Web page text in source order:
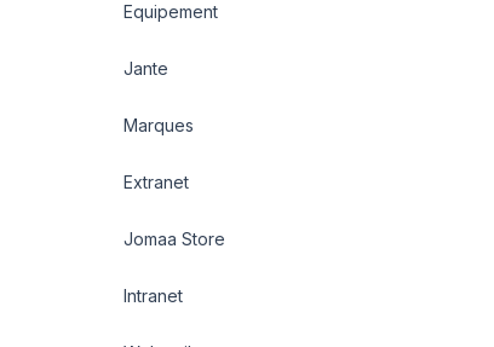
Equipement
Jante
Marques
Extranet
Jomaa Store
Intranet